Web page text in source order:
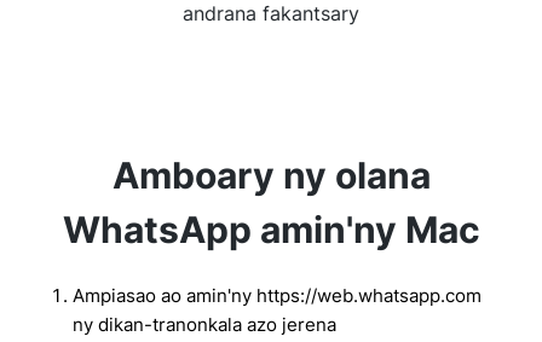
andrana fakantsary
Amboary ny olana
WhatsApp amin'ny Mac
Ampiasao ao amin'ny https://web.whatsapp.com
ny dikan-tranonkala azo jerena